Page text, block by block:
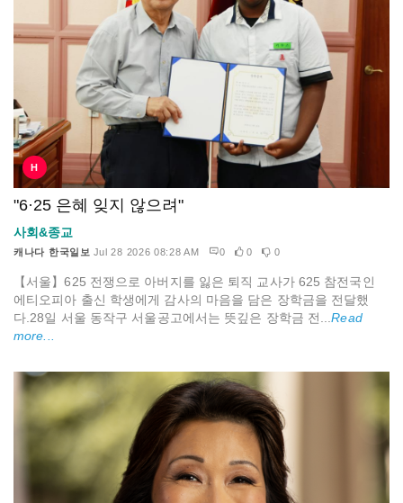
H
"6·25 은혜 잊지 않으려"
사회&종교
캐나다 한국일보 Jul 28 2026 08:28 AM 0 0 0
【서울】625 전쟁으로 아버지를 잃은 퇴직 교사가 625 참전국인
에티오피아 출신 학생에게 감사의 마음을 담은 장학금을 전달했
다.28일 서울 동작구 서울공고에서는 뜻깊은 장학금 전...Read
more...